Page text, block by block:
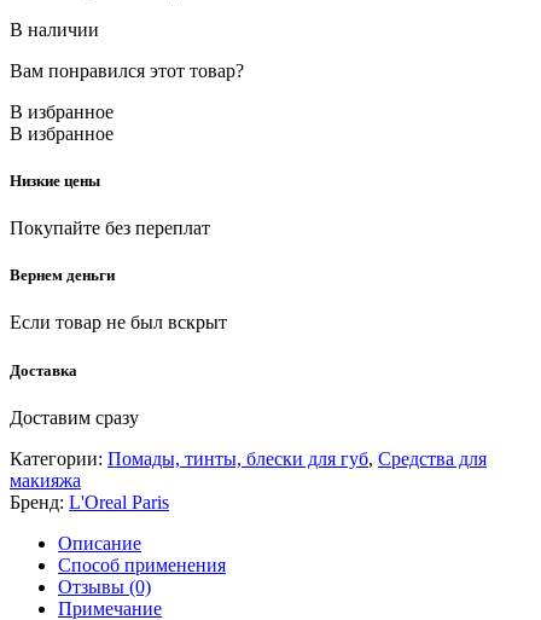
В наличии
Вам понравился этот товар?
В избранное
В избранное
Низкие цены
Покупайте без переплат
Вернем деньги
Если товар не был вскрыт
Доставка
Доставим сразу
Категории: Помады, тинты, блески для губ, Средства для
макияжа
Бренд: L'Oreal Paris
Описание
Способ применения
Отзывы (0)
Примечание